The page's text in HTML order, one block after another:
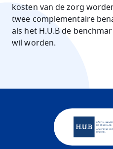
kosten van de zorg
twee complementaire
als het H.U.B de
wil worden.